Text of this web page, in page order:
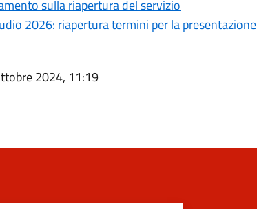
sulla riapertura del servizio
2026: riapertura termini per la
2024, 11:19